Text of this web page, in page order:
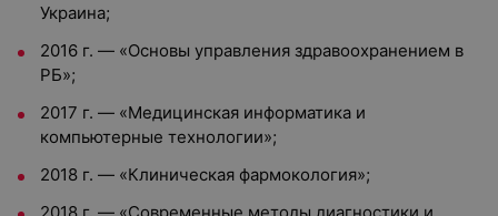
Украина;
2016 г. — «Основы управления здравоохранением в
РБ»;
2017 г. — «Медицинская информатика и
компьютерные технологии»;
2018 г. — «Клиническая фармокология»;